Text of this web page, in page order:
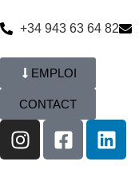
+34 943 63 64 82
EMPLOI
CONTACT